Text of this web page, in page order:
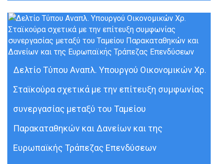
Δελτίο Τύπου Αναπλ. Υπουργού Οικονομικών Χρ.
Σταϊκούρα σχετικά με την επίτευξη συμφωνίας
συνεργασίας μεταξύ του Ταμείου
Παρακαταθηκών και Δανείων και της
Ευρωπαϊκής Τράπεζας Επενδύσεων